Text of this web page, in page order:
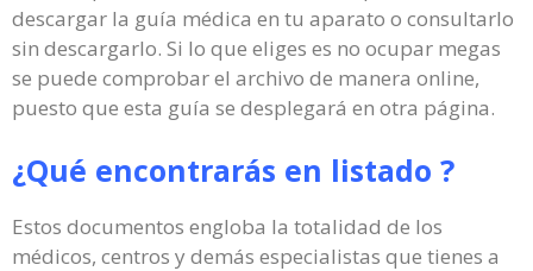
descargar la guía médica en tu aparato o consultarlo
sin descargarlo. Si lo que eliges es no ocupar megas
se puede comprobar el archivo de manera online,
puesto que esta guía se desplegará en otra página.
¿Qué encontrarás en listado ?
Estos documentos engloba la totalidad de los
médicos, centros y demás especialistas que tienes a